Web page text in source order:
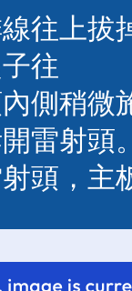
往上拔
往
側稍微
雷射頭
頭，主